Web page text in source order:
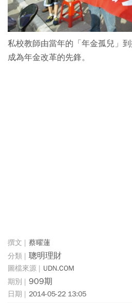
私校教師由當年的「年金孤兒」
成為年金改革的先鋒。
蔡曜蓮
聰明理財
UDN.COM
909期
2014-05-22 13:05